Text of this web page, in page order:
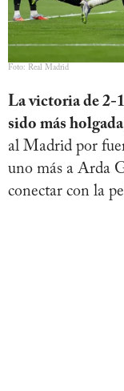
Foto: Real Madrid
La victoria de 2-
sido más
al Madrid por
uno más a Arda
conectar con la